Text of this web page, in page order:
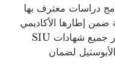
دراسات معترف بها
إطارها الأكاديمي
لضمان